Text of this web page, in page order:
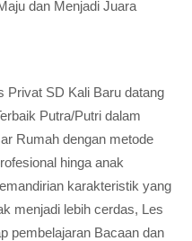
dan Menjadi Juara
Privat SD Kali Baru datang
Putra/Putri dalam
Rumah dengan metode